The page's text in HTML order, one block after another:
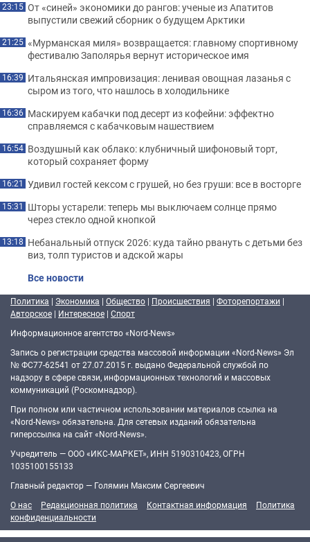
23:15 От «синей» экономики до рангов: ученые из Апатитов
выпустили свежий сборник о будущем Арктики
21:25 «Мурманская миля» возвращается: главному спортивному
фестивалю Заполярья вернут историческое имя
16:39 Итальянская импровизация: ленивая овощная лазанья с
сыром из того, что нашлось в холодильнике
16:36 Маскируем кабачки под десерт из кофейни: эффектно
справляемся с кабачковым нашествием
16:54 Воздушный как облако: клубничный шифоновый торт,
который сохраняет форму
16:21 Удивил гостей кексом с грушей, но без груши: все в восторге
15:31 Шторы устарели: теперь мы выключаем солнце прямо
через стекло одной кнопкой
13:18 Небанальный отпуск 2026: куда тайно рвануть с детьми без
виз, толп туристов и адской жары
Все новости
Политика | Экономика | Общество | Происшествия | Фоторепортажи |
Авторское | Интересное | Спорт
Информационное агентство «Nord-News»
Запись о регистрации средства массовой информации «Nord-News» Эл
№ ФС77-62541 от 27.07.2015 г. выдано Федеральной службой по
надзору в сфере связи, информационных технологий и массовых
коммуникаций (Роскомнадзор).
При полном или частичном использовании материалов ссылка на
«Nord-News» обязательна. Для сетевых изданий обязательна
гиперссылка на сайт «Nord-News».
Учредитель — ООО «ИКС-МАРКЕТ», ИНН 5190310423, ОГРН
1035100155133
Главный редактор — Голямин Максим Сергеевич
О нас
Редакционная политика Контактная информация
Политика
конфиденциальности